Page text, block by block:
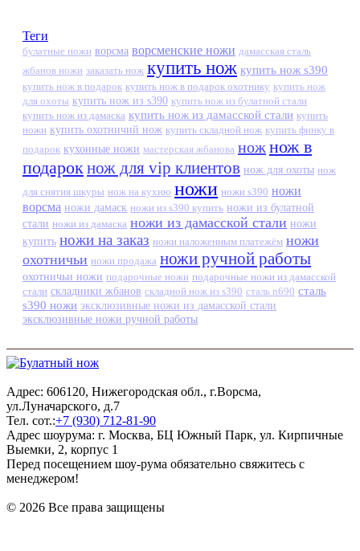
Теги
булатные ножи ворсма ворсменские ножи дамасская сталь
жбанов ножи заказать нож купить нож купить нож s390
купить нож в подарок купить нож в подарок охотнику купить нож
для охоты купить нож из s390 купить нож из булатной стали
купить нож из дамаска купить нож из дамасской стали купить
ножи купить охотничий нож купить складной нож купить финку в
подарок кухонные ножи мастерская жбанова ножнож в
подарок нож для vip клиентов нож для охоты нож
для снятия шкуры нож на кухню ножи ножи s390 ножи
ворсма ножи дамаск ножи из s390 купить ножи из булатной
стали ножи из дамаска ножи из дамасской стали ножи
купить ножи на заказ ножи наложенным платежём ножи
охотничьи ножи продажа ножи ручной работы
охотничьи ножи подарочные ножи подарочные ножи из дамасской
стали складники жбанов складной нож из s390 сталь n690 сталь
s390 ножи эксклюзивные ножи из дамасской стали
эксклюзивные ножи ручной работы
Адрес: 606120, Нижегородская обл., г.Ворсма,
ул.Луначарского, д.7
Тел. сот.:+7 (930) 712-81-90
Адрес шоурума: г. Москва, БЦ Южный Парк, ул. Кирпичные
Выемки, 2, корпус 1
Перед посещением шоу-рума обязательно свяжитесь с
менеджером!
© 2026 Все права защищены